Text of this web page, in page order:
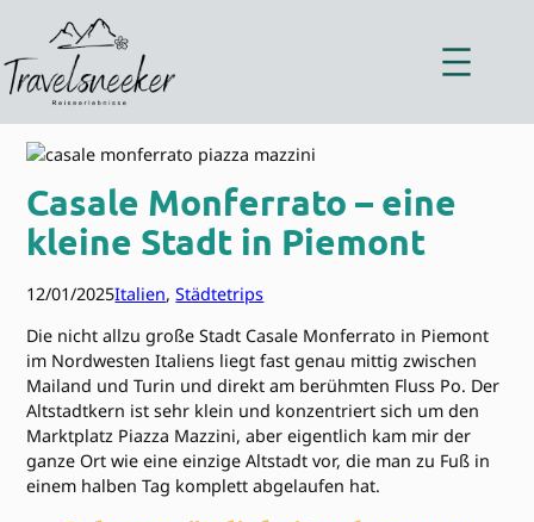
springen
Casale Monferrato – eine
kleine Stadt in Piemont
12/01/2025Italien, Städtetrips
Die nicht allzu große Stadt Casale Monferrato in Piemont
im Nordwesten Italiens liegt fast genau mittig zwischen
Mailand und Turin und direkt am berühmten Fluss Po. Der
Altstadtkern ist sehr klein und konzentriert sich um den
Marktplatz Piazza Mazzini, aber eigentlich kam mir der
ganze Ort wie eine einzige Altstadt vor, die man zu Fuß in
einem halben Tag komplett abgelaufen hat.